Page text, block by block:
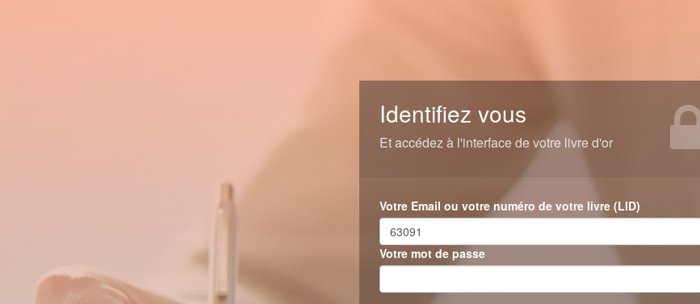
Identifiez vous
Et accédez à l'interface de votre livre d'or
Votre Email ou votre numéro de votre livre (LID)
Votre mot de passe